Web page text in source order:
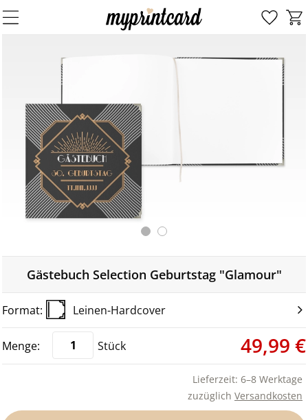
Gästebuch Selection Geburtstag "Glamour"
Leinen-Hardcover
Stück 49,99 €
Lieferzeit: 6–8 Werktage
zuzüglich Versandkosten